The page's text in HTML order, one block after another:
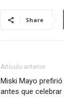
Share
Artículo anterior
Miski Mayo
antes que